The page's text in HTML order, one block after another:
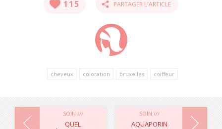
115 PARTAGER L'ARTICLE
cheveux coloration bruxelles coiffeur
NAVIGATION
SOIN ///
AQUAPORIN
SOIN ///
QUEL